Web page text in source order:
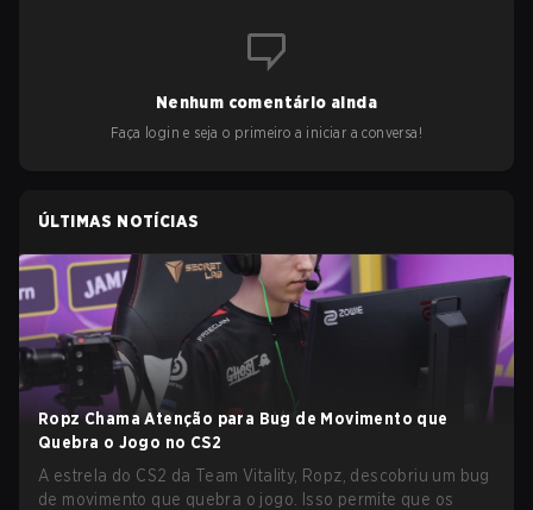
Nenhum comentário ainda
Faça login e seja o primeiro a iniciar a conversa!
ÚLTIMAS NOTÍCIAS
Ropz Chama Atenção para Bug de Movimento que
Quebra o Jogo no CS2
A estrela do CS2 da Team Vitality, Ropz, descobriu um bug
de movimento que quebra o jogo. Isso permite que os